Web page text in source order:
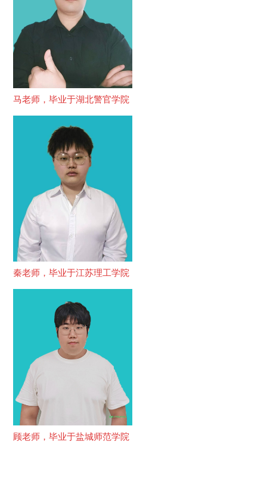
马老师，毕业于湖北警官学院
秦老师，毕业于江苏理工学院
顾老师，毕业于盐城师范学院